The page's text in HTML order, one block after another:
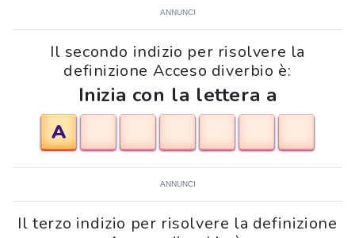
ANNUNCI
Il secondo indizio per risolvere la
definizione Acceso diverbio è:
Inizia con la lettera a
A
ANNUNCI
Il terzo indizio per risolvere la definizione